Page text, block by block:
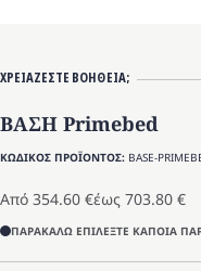
ΧΡΕΙΑΖΕΣΤΕ ΒΟΗΘΕΙΑ;
ΒΑΣΗ Primebed
ΚΩΔΙΚΟΣ ΠΡΟΪΟΝΤΟΣ: BASE-
Από 354.60 €έως 703.80 €
ΠΑΡΑΚΑΛΩ ΕΠΙΛΕΞΤΕ ΚΑΠΟΙΑ